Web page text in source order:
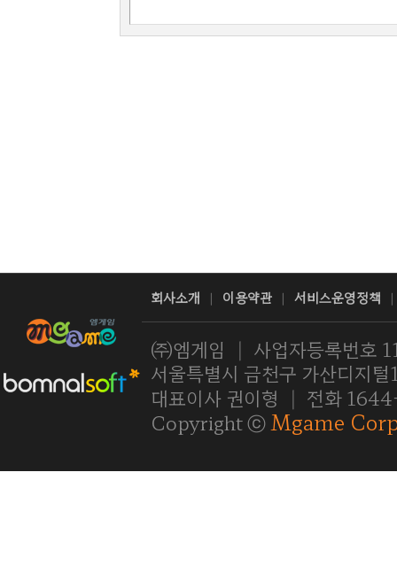
회사소개 | 이용약관 | 서비스운영정책 |
㈜엠게임 | 사업자등록번호
서울특별시 금천구 가산디지
대표이사 권이형 | 전화
Copyright ⓒMgame